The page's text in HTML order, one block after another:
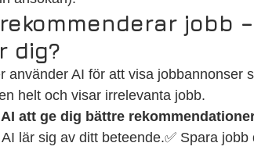
jobb
dig?
använder AI för att visa jobbannonser
helt och visar irrelevanta jobb.
att ge dig bättre
lär sig av ditt beteende.✅ Spara